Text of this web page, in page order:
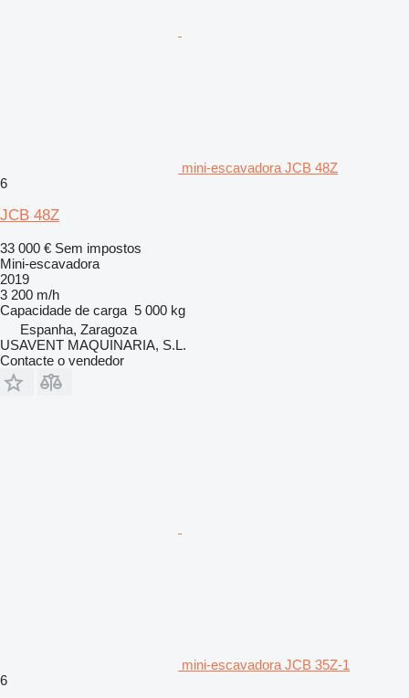
mini-escavadora JCB 48Z
6
JCB 48Z
33 000 € Sem impostos
Mini-escavadora
2019
3 200 m/h
Capacidade de carga 5 000 kg
Espanha, Zaragoza
USAVENT MAQUINARIA, S.L.
Contacte o vendedor
mini-escavadora JCB 35Z-1
6